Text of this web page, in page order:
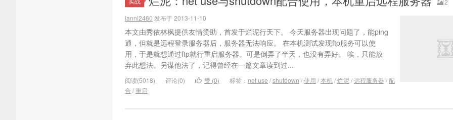
2
lanni2460 发布于 2013-11-10
本文由秀依林枫提供友情赞助，首发于烂泥行天下。 今天服务器出现问题了，能ping
通，但就是远程登录服务器后，服务器无法响应。 在本机测试发现ftp服务可以使
用，于是就想通过ftp就行重启服务器。可是倒弄了半天，也没有弄好。 唉，只能放
弃此想法。另谋他法了，记得曾经在一篇文章读到过...
阅读(5018) 评论(0) 赞 (0) 标签： net use /shutdown /使用 /本机/烂泥/远程服务器 / 配
合 /重启